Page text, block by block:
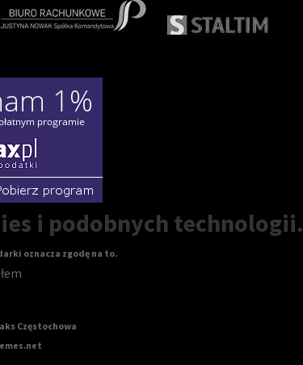
i podobnych technologii.
oznacza zgodę na to.
Częstochowa